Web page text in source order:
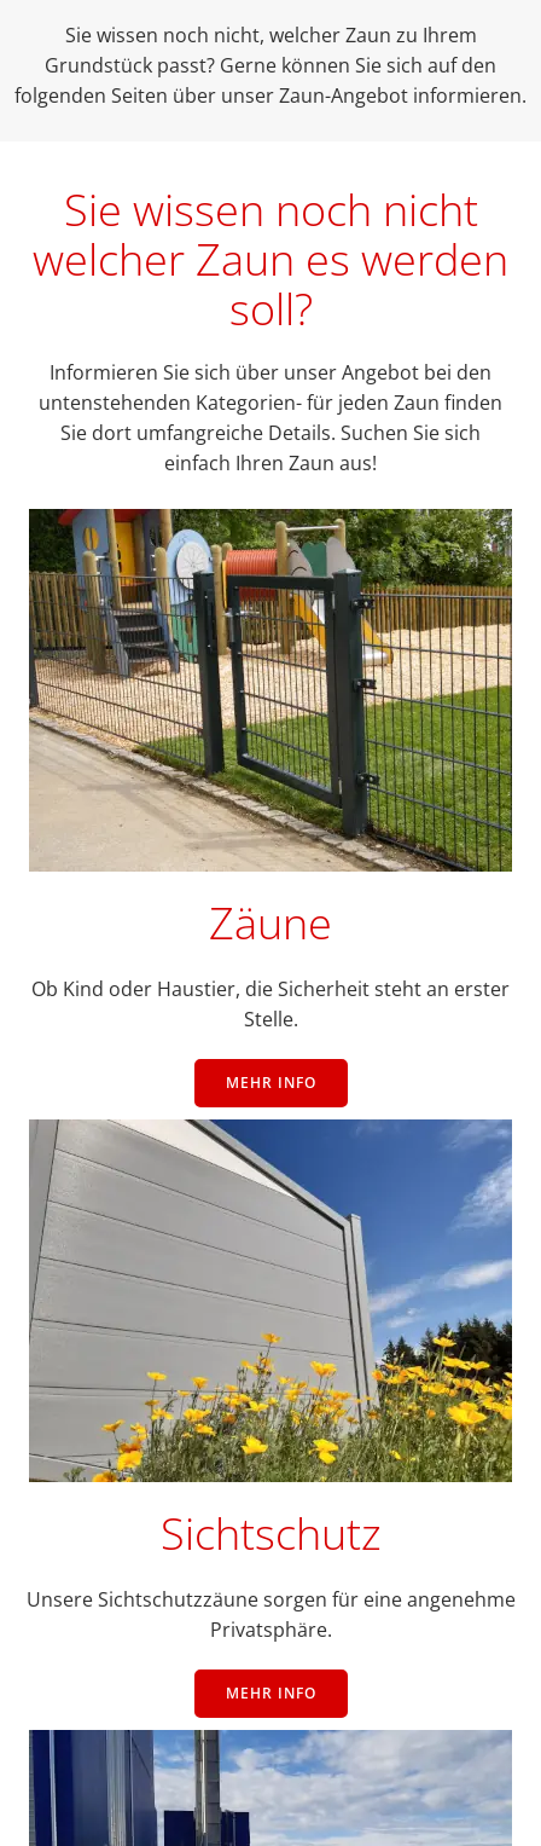
Sie wissen noch nicht, welcher Zaun zu Ihrem
Grundstück passt? Gerne können Sie sich auf den
folgenden Seiten über unser Zaun-Angebot informieren.
Sie wissen noch nicht
welcher Zaun es werden
soll?
Informieren Sie sich über unser Angebot bei den
untenstehenden Kategorien- für jeden Zaun finden
Sie dort umfangreiche Details. Suchen Sie sich
einfach Ihren Zaun aus!
Zäune
Ob Kind oder Haustier, die Sicherheit steht an erster
Stelle.
MEHR INFO
Sichtschutz
Unsere Sichtschutzzäune sorgen für eine angenehme
Privatsphäre.
MEHR INFO